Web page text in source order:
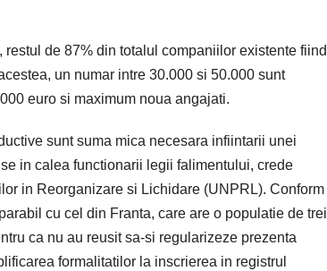
de 87% din totalul companiilor existente fiind
un numar intre 30.000 si 50.000 sunt
euro si maximum noua angajati.
sunt suma mica necesara infiintarii unei
in calea functionarii legii falimentului, crede
in Reorganizare si Lichidare (UNPRL). Conform
cu cel din Franta, care are o populatie de trei
ca nu au reusit sa-si regularizeze prezenta
formalitatilor la inscrierea in registrul